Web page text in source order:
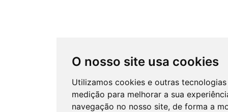
O nosso site usa cookies
Utilizamos cookies e outras
medição para melhorar a sua
navegação no nosso site, de forma a